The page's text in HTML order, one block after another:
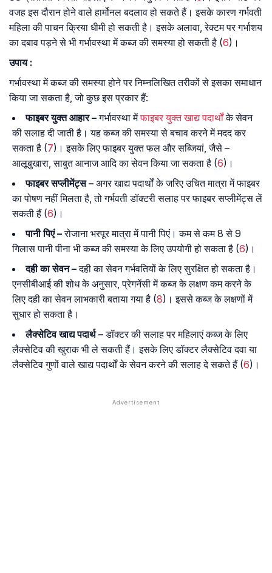
वजह इस दौरान होने वाले हार्मोनल बदलाव हो सकते हैं। इसके कारण गर्भवती
महिला की पाचन क्रिया धीमी हो सकती है। इसके अलावा, रेक्टम पर गर्भाशय
का दबाव पड़ने से भी गर्भावस्था में कब्ज की समस्या हो सकती है (6)।
उपाय :
गर्भावस्था में कब्ज की समस्या होने पर निम्नलिखित तरीकों से इसका समाधान
किया जा सकता है, जो कुछ इस प्रकार हैं:
फाइबर युक्त आहार –गर्भावस्था मेंफाइबर युक्त खाद्य पदार्थोंके सेवन
की सलाह दी जाती है। यह कब्ज की समस्या से बचाव करने में मदद कर
सकता है (7)। इसके लिए फाइबर युक्त फल और सब्जियां, जैसे –
आलूबुखारा, साबुत आनाज आदि का सेवन किया जा सकता है (6)।
फाइबर सप्लीमेंट्स – अगर खाद्य पदार्थों के जरिए उचित मात्रा में फाइबर
का पोषण नहीं मिलता है, तो गर्भवती डॉक्टरी सलाह पर फाइबर सप्लीमेंट्स लें
सकती हैं (6)।
पानी पिएं –रोजाना भरपूर मात्रा में पानी पिएं। कम से कम 8 से 9
गिलास पानी पीना भी कब्ज की समस्या के लिए उपयोगी हो सकता है (6)।
दही का सेवन –दही का सेवन गर्भवतियों के लिए सुरक्षित हो सकता है।
एनसीबीआई की शोध के अनुसार, प्रेगनेंसी में कब्ज के लक्षण कम करने के
लिए दही का सेवन लाभकारी बताया गया है (8)। इससे कब्ज के लक्षणों में
सुधार हो सकता है।
लैक्सेटिव खाद्य पदार्थ –डॉक्टर की सलाह पर महिलाएं कब्ज के लिए
लैक्सेटिव की खुराक भी ले सकती हैं। इसके लिए डॉक्टर लैक्सेटिव दवा या
लैक्सेटिव गुणों वाले खाद्य पदार्थों के सेवन करने की सलाह दे सकते हैं (6)।